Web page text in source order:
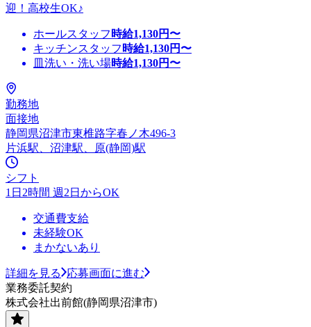
迎！高校生OK♪
ホールスタッフ 時給1,130円〜
キッチンスタッフ 時給1,130円〜
皿洗い・洗い場時給1,130円〜
勤務地
面接地
静岡県沼津市東椎路字春ノ木496-3
片浜駅、沼津駅、原(静岡)駅
シフト
1日2時間 週2日からOK
交通費支給
未経験OK
まかないあり
詳細を見る
応募画面に進む
業務委託契約
株式会社出前館(静岡県沼津市)